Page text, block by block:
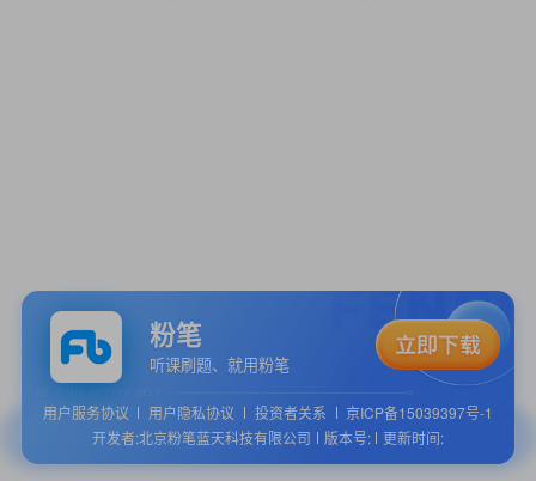
粉笔
听课刷题、就用粉笔
用户服务协议 用户隐私协议 投资者关系
京ICP备15039397号-1
开发者:北京粉笔蓝天科技有限公司
版本号: 更新时间: